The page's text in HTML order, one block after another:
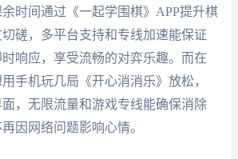
时间通过《一起学围棋》APP提升棋
磋，多平台支持和专线加速能保证
响应，享受流畅的对弈乐趣。而在
手机玩几局《开心消消乐》放松，
，无限流量和游戏专线能确保消除
因网络问题影响心情。